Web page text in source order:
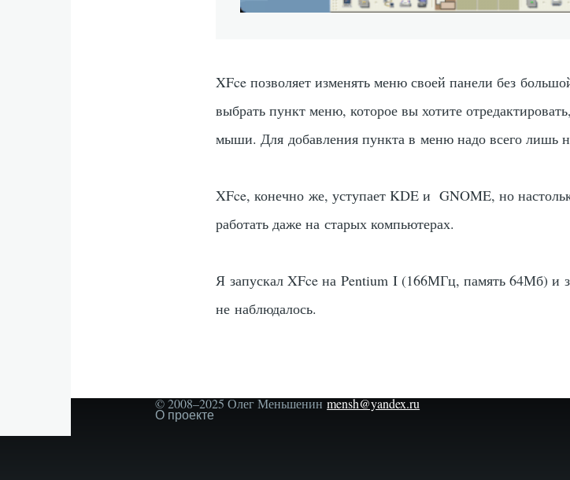
XFce позволяет изменять меню своей панели без
выбрать пункт меню, которое вы хотите
мыши. Для добавления пункта в меню надо всего лишь
XFce, конечно же, уступает KDE и GNOME, но
работать даже на старых компьютерах.
Я запускал XFce на Pentium I (166МГц, память 64Мб) и
не наблюдалось.
Secondary
О проекте
© 2008–2025 Олег Меньшенинmensh@yandex.ru